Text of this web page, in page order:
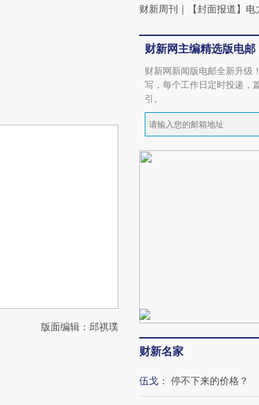
版面编辑：邱祺璞
财新周刊 ｜ 【封面报道】
财新网主编精选版电邮
财新网新闻版电邮全新升级
写，每个工作日定时投递，
引。
财新名家
伍戈 ： 停不下来的价格？